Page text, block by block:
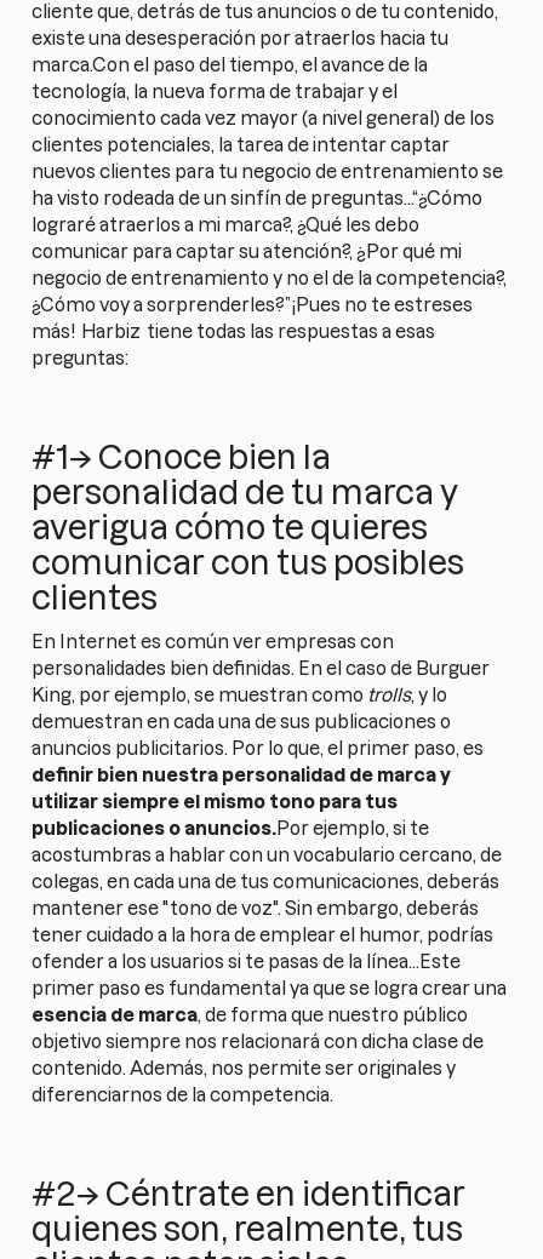
cliente que, detrás de tus anuncios o de tu contenido,
existe una desesperación por atraerlos hacia tu
marca.Con el paso del tiempo, el avance de la
tecnología, la nueva forma de trabajar y el
conocimiento cada vez mayor (a nivel general) de los
clientes potenciales, la tarea de intentar captar
nuevos clientes para tu negocio de entrenamiento se
ha visto rodeada de un sinfín de preguntas…“¿Cómo
lograré atraerlos a mi marca?, ¿Qué les debo
comunicar para captar su atención?, ¿Por qué mi
negocio de entrenamiento y no el de la competencia?,
¿Cómo voy a sorprenderles?”¡Pues no te estreses
más! Harbiz tiene todas las respuestas a esas
preguntas:
#1→ Conoce bien la
personalidad de tu marca y
averigua cómo te quieres
comunicar con tus posibles
clientes
En Internet es común ver empresas con
personalidades bien definidas. En el caso de Burguer
King, por ejemplo, se muestran como trolls, y lo
demuestran en cada una de sus publicaciones o
anuncios publicitarios. Por lo que, el primer paso, es
definir bien nuestra personalidad de marca y
utilizar siempre el mismo tono para tus
publicaciones o anuncios.Por ejemplo, si te
acostumbras a hablar con un vocabulario cercano, de
colegas, en cada una de tus comunicaciones, deberás
mantener ese "tono de voz". Sin embargo, deberás
tener cuidado a la hora de emplear el humor, podrías
ofender a los usuarios si te pasas de la línea...Este
primer paso es fundamental ya que se logra crear una
esencia de marca, de forma que nuestro público
objetivo siempre nos relacionará con dicha clase de
contenido. Además, nos permite ser originales y
diferenciarnos de la competencia.
#2→ Céntrate en identificar
quienes son, realmente, tus